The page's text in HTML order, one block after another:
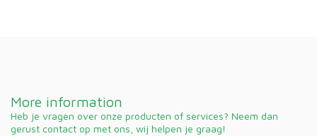
More information
Heb je vragen over onze producten of services? Neem dan
gerust contact op met ons, wij helpen je graag!